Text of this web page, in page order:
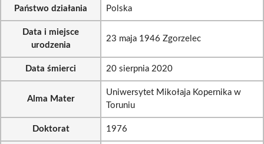
Państwo działania Polska
Data i miejsce
urodzenia
23 maja 1946 Zgorzelec
Data śmierci 20 sierpnia 2020
Alma Mater
Uniwersytet Mikołaja Kopernika w
Toruniu
Doktorat 1976